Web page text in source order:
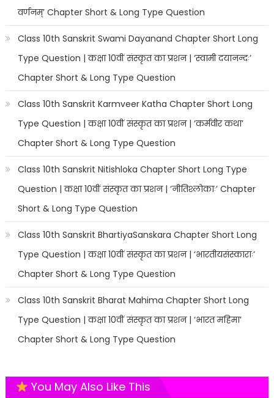
वर्णनम्’ Chapter Short & Long Type Question
Class 10th Sanskrit Swami Dayanand Chapter Short Long
Type Question | कक्षा 10वीं संस्कृत का प्रशन | ‘स्वामी दयानन्दः’
Chapter Short & Long Type Question
Class 10th Sanskrit Karmveer Katha Chapter Short Long
Type Question | कक्षा 10वीं संस्कृत का प्रशन | ‘कर्मवीर कथा’
Chapter Short & Long Type Question
Class 10th Sanskrit Nitishloka Chapter Short Long Type
Question | कक्षा 10वीं संस्कृत का प्रशन | ‘नीतिश्लोकाः’ Chapter
Short & Long Type Question
Class 10th Sanskrit BhartiyaSanskara Chapter Short Long
Type Question | कक्षा 10वीं संस्कृत का प्रशन | ‘भारतीयसंस्काराः’
Chapter Short & Long Type Question
Class 10th Sanskrit Bharat Mahima Chapter Short Long
Type Question | कक्षा 10वीं संस्कृत का प्रशन | ‘भारत महिमा’
Chapter Short & Long Type Question
You May Also Like This